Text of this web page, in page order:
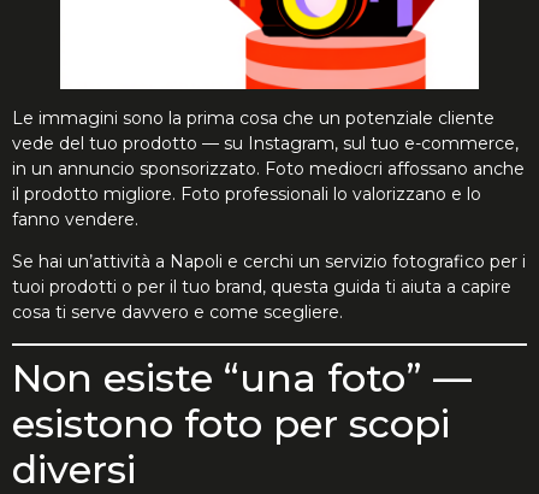
Le immagini sono la prima cosa che un potenziale cliente
vede del tuo prodotto — su Instagram, sul tuo e-commerce,
in un annuncio sponsorizzato. Foto mediocri affossano anche
il prodotto migliore. Foto professionali lo valorizzano e lo
fanno vendere.
Se hai un’attività a Napoli e cerchi un servizio fotografico per i
tuoi prodotti o per il tuo brand, questa guida ti aiuta a capire
cosa ti serve davvero e come scegliere.
Non esiste “una foto” —
esistono foto per scopi
diversi